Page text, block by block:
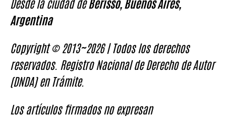
Desde la ciudad deBerisso, Buenos Aires,
Argentina
Copyright © 2013~2026 | Todos los derechos
reservados. Registro Nacional de Derecho de Autor
(DNDA) en Trámite.
Los artículos firmados no expresan